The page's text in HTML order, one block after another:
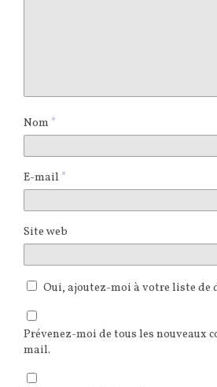
Nom *
E-mail *
Site web
Oui, ajoutez-moi à votre liste de
Prévenez-moi de tous les nouveaux
mail.